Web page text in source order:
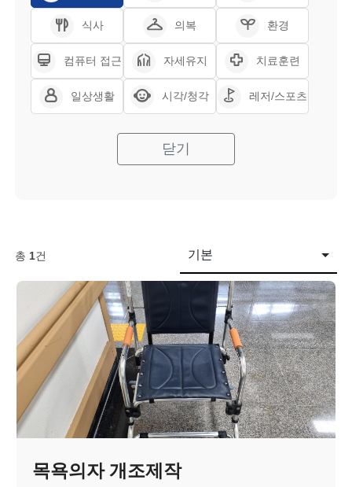
식사 의복 환경
컴퓨터 접근 자세유지 치료훈련
일상생활 시각/청각 레저/스포츠
닫기
총 1건 기본
목욕의자 개조제작